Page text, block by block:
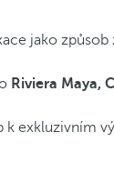
jako
Riviera Maya,
exkluzivním